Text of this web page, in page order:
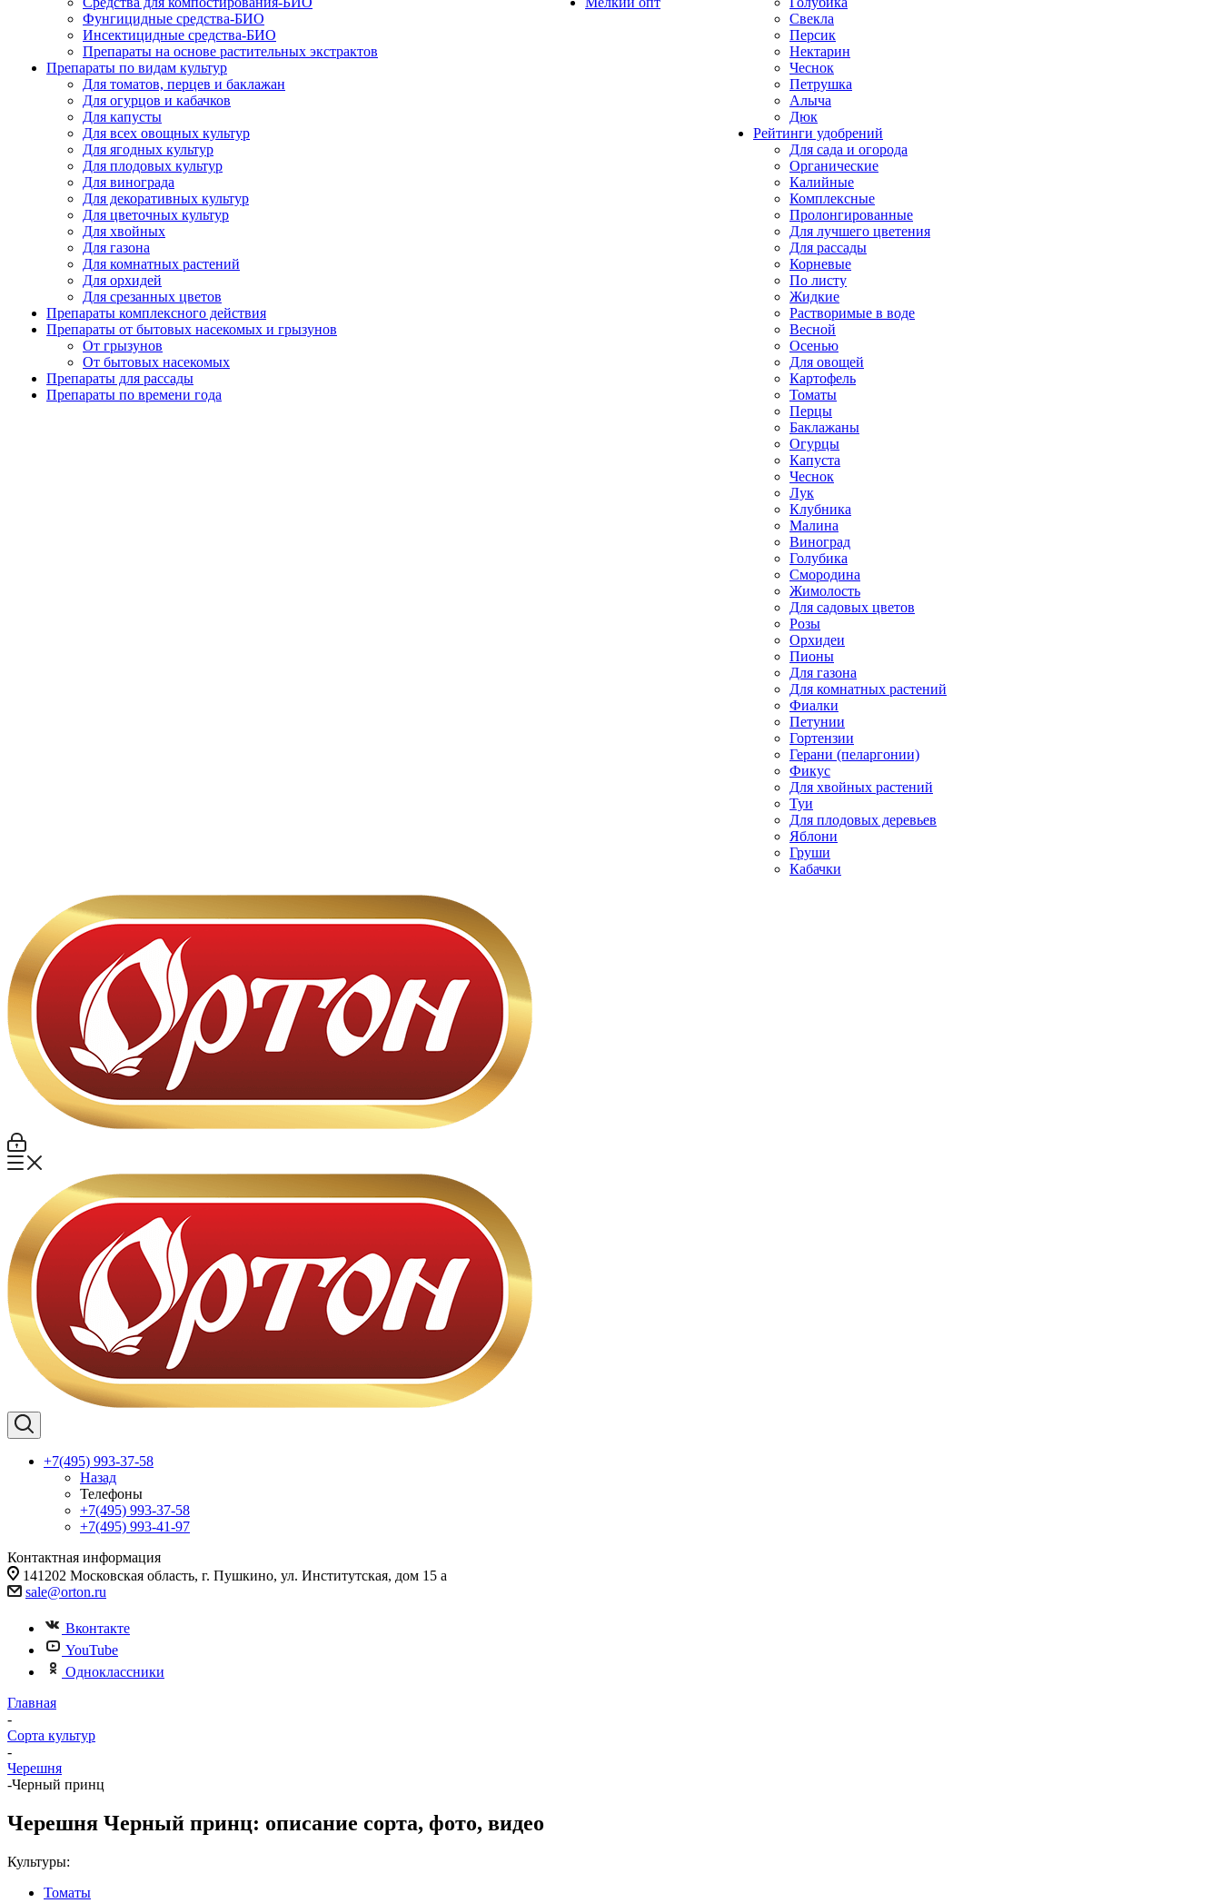
Фунгицидные средства-БИО
Инсектицидные средства-БИО
Препараты на основе растительных экстрактов
Препараты по видам культур
Для томатов, перцев и баклажан
Для огурцов и кабачков
Для капусты
Для всех овощных культур
Для ягодных культур
Для плодовых культур
Для винограда
Для декоративных культур
Для цветочных культур
Для хвойных
Для газона
Для комнатных растений
Для орхидей
Для срезанных цветов
Препараты комплексного действия
Препараты от бытовых насекомых и грызунов
От грызунов
От бытовых насекомых
Препараты для рассады
Препараты по времени года
Свекла
Персик
Нектарин
Чеснок
Петрушка
Алыча
Дюк
Рейтинги удобрений
Для сада и огорода
Органические
Калийные
Комплексные
Пролонгированные
Для лучшего цветения
Для рассады
Корневые
По листу
Жидкие
Растворимые в воде
Весной
Осенью
Для овощей
Картофель
Томаты
Перцы
Баклажаны
Огурцы
Капуста
Чеснок
Лук
Клубника
Малина
Виноград
Голубика
Смородина
Жимолость
Для садовых цветов
Розы
Орхидеи
Пионы
Для газона
Для комнатных растений
Фиалки
Петунии
Гортензии
Герани (пеларгонии)
Фикус
Для хвойных растений
Туи
Для плодовых деревьев
Яблони
Груши
Кабачки
+7(495) 993-37-58
Назад
Телефоны
+7(495) 993-37-58
+7(495) 993-41-97
Контактная информация
141202 Московская область, г. Пушкино, ул. Институтская, дом 15 а
sale@orton.ru
Вконтакте
YouTube
Одноклассники
Главная
-
Сорта культур
-
Черешня
-Черный принц
Черешня Черный принц: описание сорта, фото, видео
Культуры:
Томаты